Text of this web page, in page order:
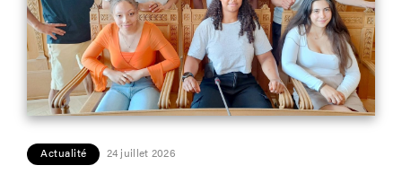
Actualité 24 juillet 2026